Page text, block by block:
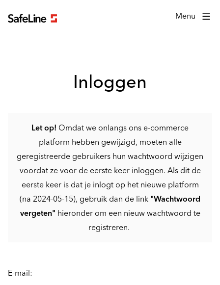
Menu
Inloggen
Let op! Omdat we onlangs ons e-commerce
platform hebben gewijzigd, moeten alle
geregistreerde gebruikers hun wachtwoord wijzigen
voordat ze voor de eerste keer inloggen. Als dit de
eerste keer is dat je inlogt op het nieuwe platform
(na 2024-05-15), gebruik dan de link "Wachtwoord
vergeten" hieronder om een nieuw wachtwoord te
registreren.
Inlogformulier
E-mail: